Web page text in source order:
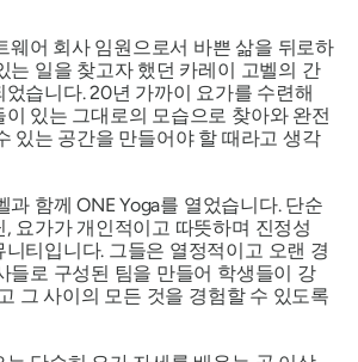
웨어 회사 임원으로서 바쁜 삶을 뒤로하
는 일을 찾고자 했던 카레이 고벨의 간
습니다. 20년 가까이 요가를 수련해
있는 그대로의 모습으로 찾아와 완전
있는 공간을 만들어야 할 때라고 생각
과 함께 ONE Yoga를 열었습니다. 단순
요가가 개인적이고 따뜻하며 진정성
티입니다. 그들은 열정적이고 오랜 경
들로 구성된 팀을 만들어 학생들이 강
그 사이의 모든 것을 경험할 수 있도록